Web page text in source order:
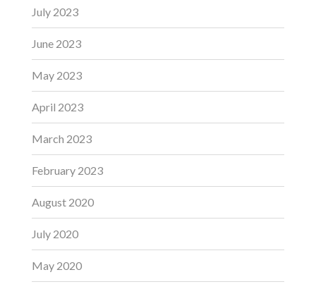
July 2023
June 2023
May 2023
April 2023
March 2023
February 2023
August 2020
July 2020
May 2020